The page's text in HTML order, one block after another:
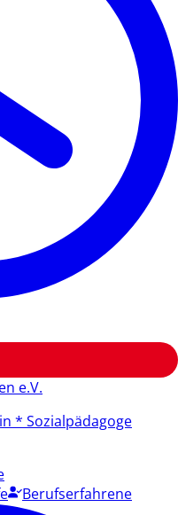
e.V.
* Sozialpädagoge
Berufserfahrene